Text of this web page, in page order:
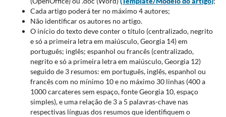
Cada artigo poderá ter no máximo 4 autores;
Não identificar os autores no artigo.
O início do texto deve conter o título (centralizado, negrito
e só a primeira letra em maiúsculo, Georgia 14) em
português; inglês; espanhol ou francês (centralizado,
negrito e só a primeira letra em maiúsculo, Georgia 12)
seguido de 3 resumos: em português, inglês, espanhol ou
francês com no mínimo 10 e no máximo 30 linhas (400 a
1000 carcateres sem espaço, fonte Georgia 10, espaço
simples), e uma relação de 3 a 5 palavras-chave nas
respectivas línguas dos resumos que identifiquem o